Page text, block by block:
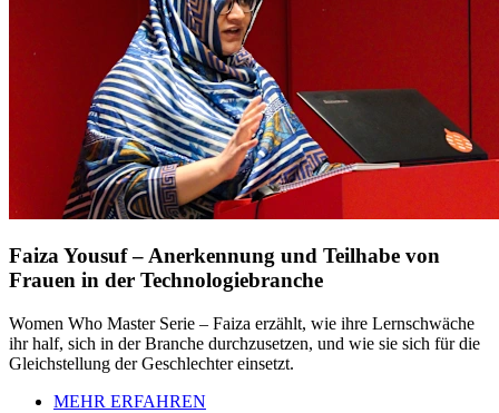
Faiza Yousuf – Anerkennung und Teilhabe von
Frauen in der Technologiebranche
Women Who Master Serie – Faiza erzählt, wie ihre Lernschwäche
ihr half, sich in der Branche durchzusetzen, und wie sie sich für die
Gleichstellung der Geschlechter einsetzt.
MEHR ERFAHREN